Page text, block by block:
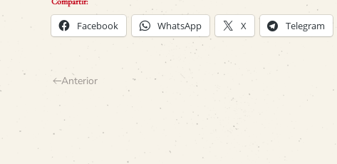
Facebook WhatsApp X Telegram
Anterior